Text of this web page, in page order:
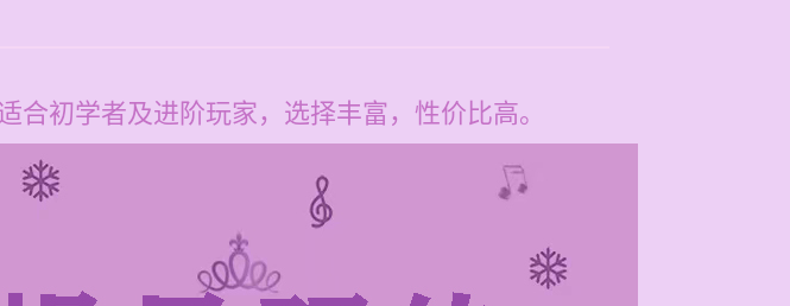
初学者及进阶玩家，选择丰富，性价比高。